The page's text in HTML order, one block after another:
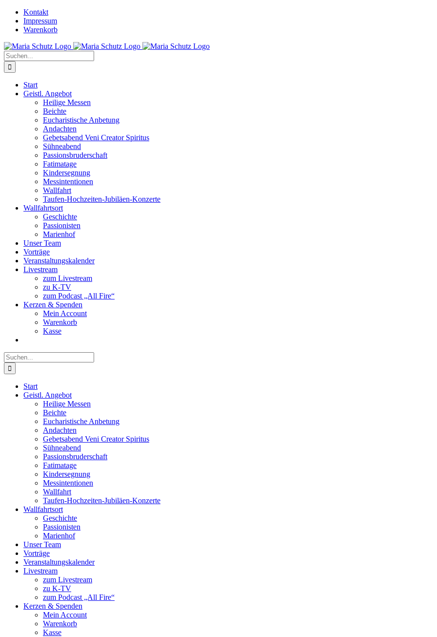
Zum
Inhalt
springen
YouTube
InstagramKontakt
Impressum
Warenkorb
Suche
nach:
Start
Geistl. Angebot
Heilige Messen
Beichte
Eucharistische Anbetung
Andachten
Gebetsabend Veni Creator Spiritus
Sühneabend
Passionsbruderschaft
Fatimatage
Kindersegnung
Messintentionen
Wallfahrt
Taufen-Hochzeiten-Jubiläen-Konzerte
Wallfahrtsort
Geschichte
Passionisten
Marienhof
Unser Team
Vorträge
Veranstaltungskalender
Livestream
zum Livestream
zu K-TV
zum Podcast „All Fire“
Kerzen & Spenden
Mein Account
Warenkorb
Kasse
Suche
nach:
Start
Geistl. Angebot
Heilige Messen
Beichte
Eucharistische Anbetung
Andachten
Gebetsabend Veni Creator Spiritus
Sühneabend
Passionsbruderschaft
Fatimatage
Kindersegnung
Messintentionen
Wallfahrt
Taufen-Hochzeiten-Jubiläen-Konzerte
Wallfahrtsort
Geschichte
Passionisten
Marienhof
Unser Team
Vorträge
Veranstaltungskalender
Livestream
zum Livestream
zu K-TV
zum Podcast „All Fire“
Kerzen & Spenden
Mein Account
Warenkorb
Kasse